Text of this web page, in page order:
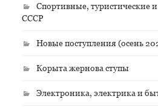
Спортивные, туристические
СССР
Новые поступления (осень
Корыта жернова ступы
Электроника, электрика и